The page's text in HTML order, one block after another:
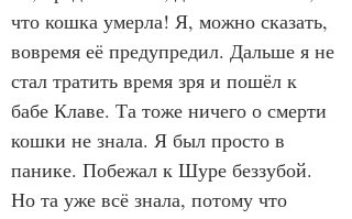
что кошка умерла! Я, можно сказать,
вовремя её предупредил. Дальше я не
стал тратить время зря и пошёл к
бабе Клаве. Та тоже ничего о смерти
кошки не знала. Я был просто в
панике. Побежал к Шуре беззубой.
Но та уже всё знала, потому что